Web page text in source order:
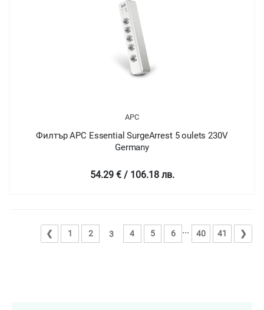
APC
Филтър APC Essential SurgeArrest 5 oulets 230V
Germany
54.29 € / 106.18 лв.
❮ 1 2 3 4 5 6 ... 40 41 ❯